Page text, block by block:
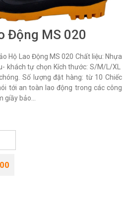
Động MS 020
Hộ Lao Động MS 020 Chất liệu: Nhựa
khách tự chọn Kích thước: S/M/L/XL
Số lượng đặt hàng: từ 10 Chiếc
tới an toàn lao động trong các công
giầy bảo...